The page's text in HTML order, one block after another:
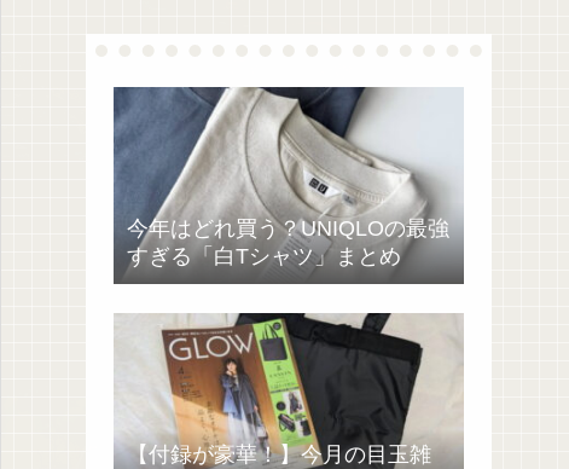
今年はどれ買う？UNIQLOの最強
すぎる「白Tシャツ」まとめ
【付録が豪華！】今月の目玉雑